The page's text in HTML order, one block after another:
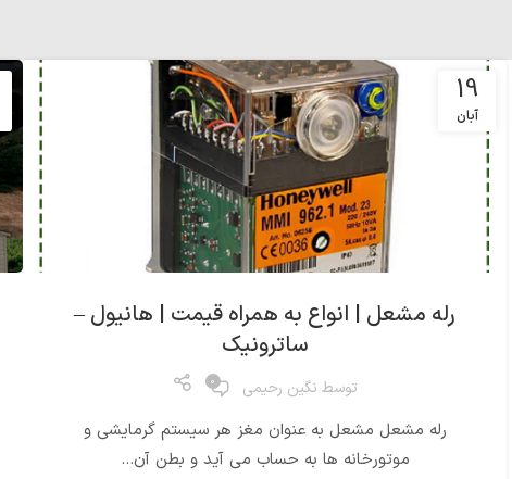
19
آبان
رله مشعل | انواع به همراه قیمت | هانیول –
ساترونیک
توسط نگین رحیمی 0
رله مشعل مشعل به عنوان مغز هر سیستم گرمایشی و
موتورخانه ها به حساب می آید و بطن آن...